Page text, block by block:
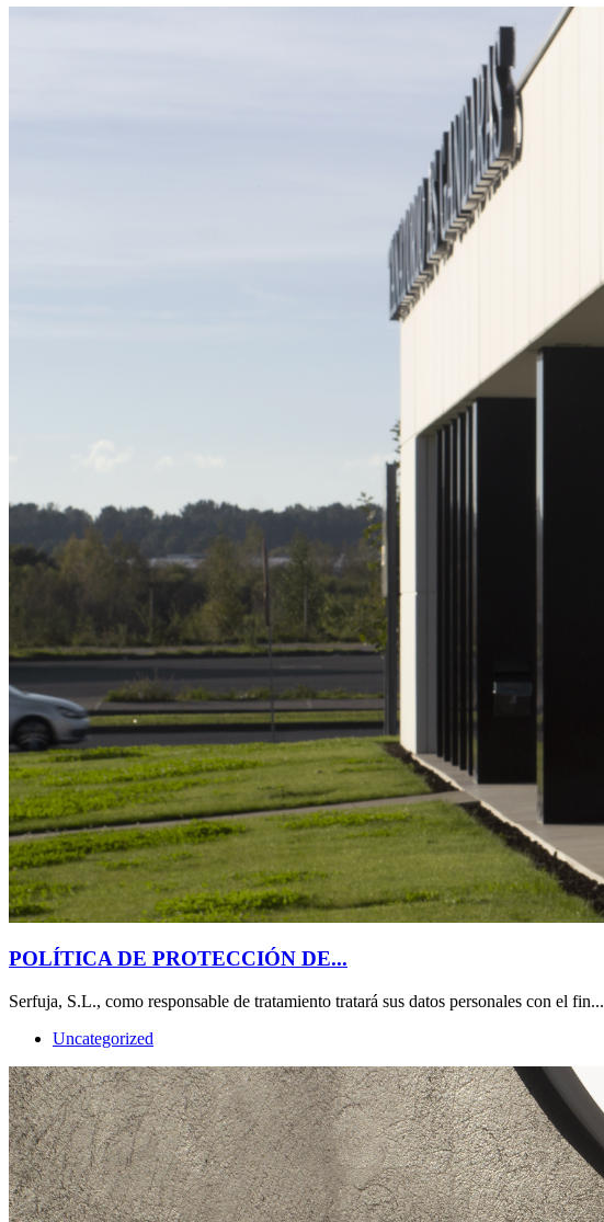
POLÍTICA DE PROTECCIÓN DE...
Serfuja, S.L., como responsable de tratamiento tratará sus datos personales con el fin...
Uncategorized